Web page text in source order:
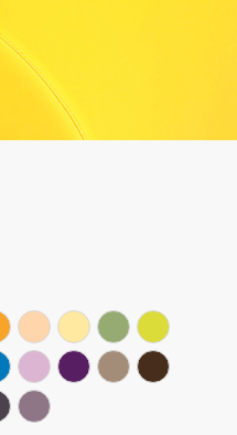
SableBananeLichenKiwi
bleuet
Parme
Iris TaupeChocolat
tissé)
(Effet tissé)
Violine (Effet tissé)